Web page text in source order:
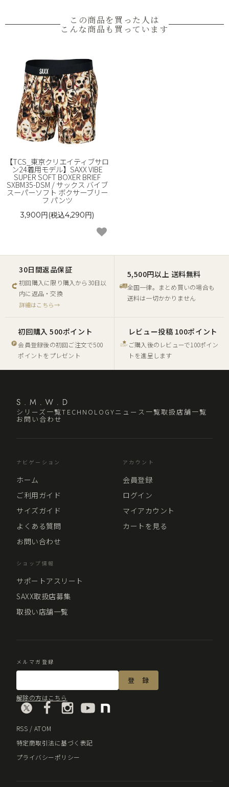
この商品を買った人は
こんな商品も買っています
【TCS_東京クリエイティブサロ
ン24着用モデル】SAXX VIBE
SUPER SOFT BOXER BRIEF
SXBM35-DSM / サックス バイブ
スーパーソフト ボクサーブリー
フ パンツ
3,900円(税込4,290円)
30日間返品保証
初回購入に限り購入から30日以
内に返品・交換
詳細はこちら→
5,500円以上 送料無料
全国一律。まとめ買いの場合も
送料は一切かかりません
初回購入 500ポイント
会員登録後の初回ご注文で500
ポイントをプレゼント
レビュー投稿 100ポイント
ご購入後のレビューで100ポイン
トを進呈します
シリーズ一覧TECHNOLOGYニュース一覧取扱店舗一覧
お問い合わせ
ナビゲーション
ホーム
ご利用ガイド
サイズガイド
よくある質問
お問い合わせ
アカウント
会員登録
ログイン
マイアカウント
カートを見る
ショップ情報
サポートアスリート
SAXX取扱店募集
取扱い店舗一覧
メルマガ登録
解除の方はこちら
RSS / ATOM
特定商取引法に基づく表記
プライバシーポリシー